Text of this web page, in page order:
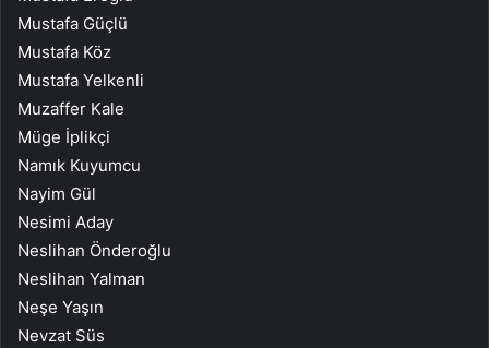
Mustafa Güçlü
Mustafa Köz
Mustafa Yelkenli
Muzaffer Kale
Müge İplikçi
Namık Kuyumcu
Nayim Gül
Nesimi Aday
Neslihan Önderoğlu
Neslihan Yalman
Neşe Yaşın
Nevzat Süs